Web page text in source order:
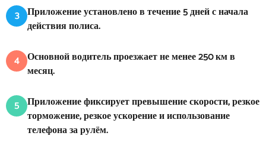
3 Приложение установлено в течение 5 дней с начала
действия полиса.
4 Основной водитель проезжает не менее 250 км в
месяц.
5 Приложение фиксирует превышение скорости, резкое
торможение, резкое ускорение и использование
телефона за рулём.